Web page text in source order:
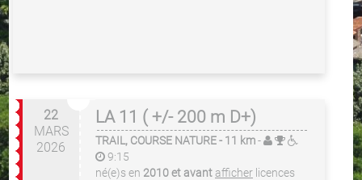
22
MARS
2026
LA 11 ( +/- 200 m D+)
TRAIL, COURSE NATURE- 11 km-
9:15
né(e)s en 2010 et avantafficher licences